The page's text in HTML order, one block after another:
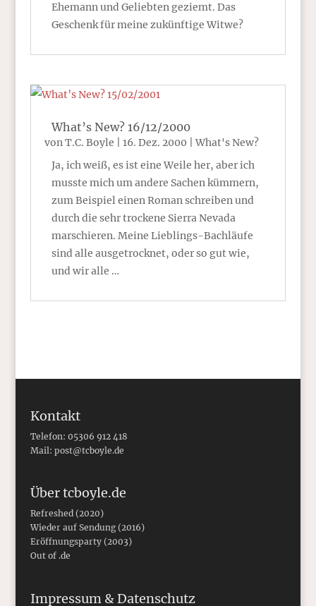
Ehemann und Geliebten geziemt. Das
Geschenk für meine zukünftige Witwe?
What’s New? 16/12/2000
vonT.C. Boyle 16. Dez. 2000 |What's New?
Ja, ich weiß, es ist eine Weile her, aber ich
musste mich um andere Sachen kümmern,
zum Beispiel einen Roman schreiben und
durch die sehr trockene Sierra Nevada
marschieren. Meine Lieblings-Bachläufe
sind alle ausgetrocknet, oder so gut wie,
und wir alle …
Kontakt
Telefon: 05306 912 418
Mail: post@tcboyle.de
Über tcboyle.de
Refreshed (2020)
Wieder auf Sendung (2016)
Eröffnungsparty (2003)
Out of .de
Impressum & Datenschutz